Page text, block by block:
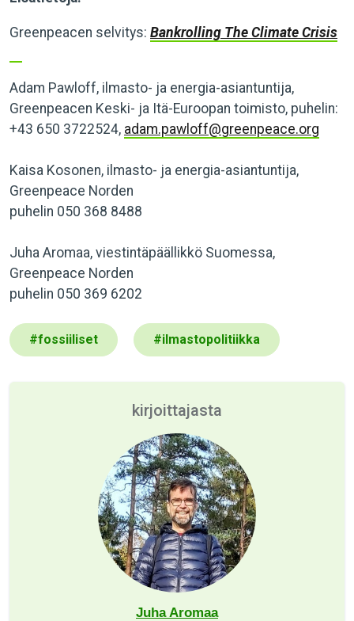
Greenpeacen selvitys: Bankrolling The Climate Crisis
Adam Pawloff, ilmasto- ja energia-asiantuntija,
Greenpeacen Keski- ja Itä-Euroopan toimisto, puhelin:
+43 650 3722524, adam.pawloff@greenpeace.org
Kaisa Kosonen, ilmasto- ja energia-asiantuntija,
Greenpeace Norden
puhelin 050 368 8488
Juha Aromaa, viestintäpäällikkö Suomessa,
Greenpeace Norden
puhelin 050 369 6202
#fossiiliset #ilmastopolitiikka
kirjoittajasta
Juha Aromaa